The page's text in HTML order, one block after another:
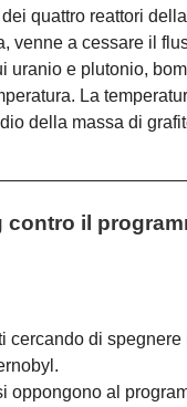
quattro reattori
venne a cessare il
uranio e plutonio,
La
della massa di
contro il
cercando di spegnere
oppongono al